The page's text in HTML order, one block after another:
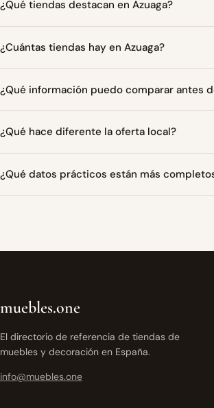
¿Qué tiendas destacan en Azuaga?
¿Cuántas tiendas hay en Azuaga?
¿Qué información puedo comparar antes
¿Qué hace diferente la oferta local?
¿Qué datos prácticos están más
muebles.one
El directorio de referencia de tiendas de
muebles y decoración en España.
info@muebles.one